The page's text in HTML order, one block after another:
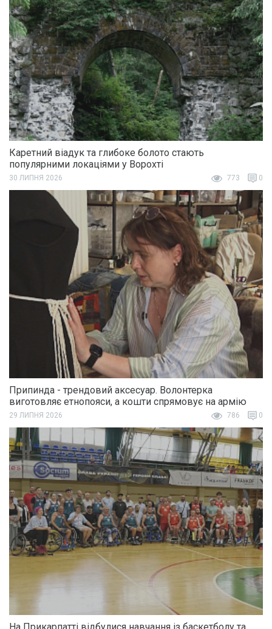
Каретний віадук та глибоке болото стають
популярними локаціями у Ворохті
30 ЛИПНЯ 2026 773 0
Припинда - трендовий аксесуар. Волонтерка
виготовляє етнопояси, а кошти спрямовує на армію
29 ЛИПНЯ 2026 786 0